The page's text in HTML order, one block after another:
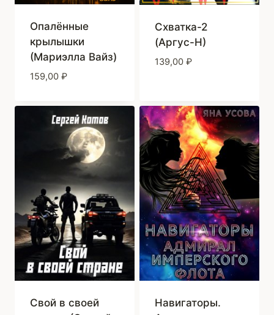
Опалённые
крылышки
(Мариэлла Вайз)
159,00 ₽
Схватка-2
(Аргус-Н)
139,00 ₽
Свой в своей
Навигаторы.